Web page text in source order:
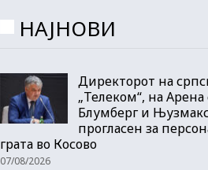
НАЈНОВИ
Директорот на
„Телеком“, на Арена
Блумберг и
прогласен за
грата во Косово
07/08/2026